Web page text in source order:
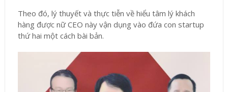
Theo đó, lý thuyết và thực tiễn về hiểu tâm lý khách
hàng được nữ CEO này vận dụng vào đứa con startup
thứ hai một cách bài bản.